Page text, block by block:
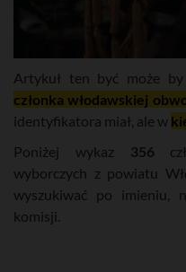
Artykuł ten być może by
członka włodawskiej
identyfikatora miał, ale w
Poniżej wykaz 356
wyborczych z powiatu
wyszukiwać po imieniu,
komisji.